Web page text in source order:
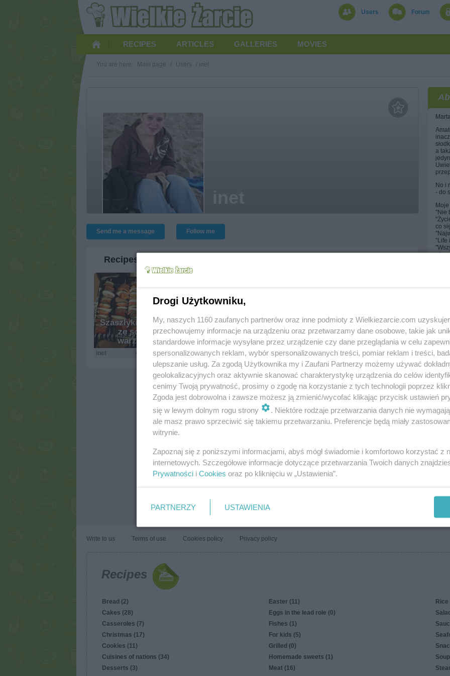
Users Forum
RECIPES ARTICLES GALLERIES MOVIES
You are here: Main page / Users / inet
Send me a message Follow me
Recipes
Szaszłyki z piekarnika
ze schabem i
warzywami :)
27.7k 20 0
inet
Lody truskawkowe :)
5.1k 9 0
inet
Brokułowo -
kalafiorowa zupa krem
20k 6 0
inet
a
No i
- do
"Nie
co
"Life
otym
Write to us Terms of use Cookies policy Privacy policy
Recipes
Bread (2)
Cakes (28)
Casseroles (7)
Christmas (17)
Cookies (11)
Cuisines of nations (34)
Desserts (3)
Easter (11)
Eggs in the lead role (0)
Fishes (1)
For kids (5)
Grilled (0)
Homemade sweets (1)
Meat (16)
Drogi Użytkowniku,
My, naszych 1160 zaufanych partnerów oraz inne podmioty z Wielkiezarcie.com
przechowujemy informacje na urządzeniu oraz przetwarzamy dane osobowe, takie jak
standardowe informacje wysyłane przez urządzenie czy dane przeglądania w celu
spersonalizowanych reklam, wybór spersonalizowanych treści, pomiar reklam i treści,
ulepszanie usług. Za zgodą Użytkownika my i Zaufani Partnerzy możemy używać
geolokalizacyjnych oraz aktywnie skanować charakterystykę urządzenia do celów
cenimy Twoją prywatność, prosimy o zgodę na korzystanie z tych technologii poprzez
Zgoda jest dobrowolna i zawsze możesz ją zmienić/wycofać klikając przycisk ustawień
się w lewym dolnym rogu strony
. Niektóre rodzaje przetwarzania danych nie
ale masz prawo sprzeciwić się takiemu przetwarzaniu. Preferencje będą miały
witrynie.
Zapoznaj się z poniższymi informacjami, abyś mógł świadomie i komfortowo korzystać z
internetowych. Szczegółowe informacje dotyczące przetwarzania Twoich danych
Prywatności i Cookies oraz po kliknięciu w „Ustawienia”.
PARTNERZY USTAWIENIA